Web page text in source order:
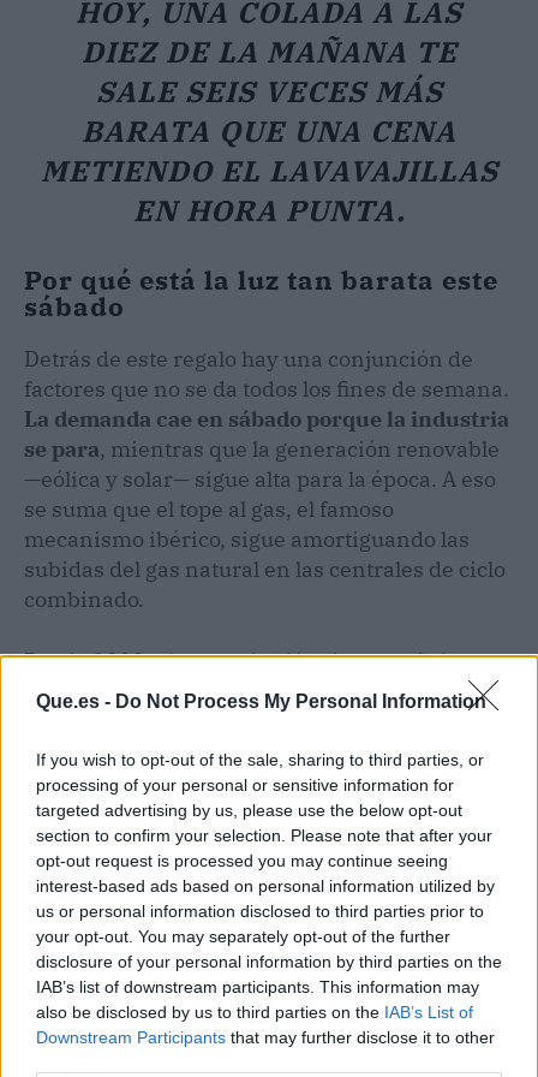
Que.es - Do Not Process My Personal Information
If you wish to opt-out of the sale, sharing to third parties, or
processing of your personal or sensitive information for
targeted advertising by us, please use the below opt-out
section to confirm your selection. Please note that after your
opt-out request is processed you may continue seeing
interest-based ads based on personal information utilized by
us or personal information disclosed to third parties prior to
your opt-out. You may separately opt-out of the further
disclosure of your personal information by third parties on the
IAB’s list of downstream participants. This information may
also be disclosed by us to third parties on the IAB’s List of
Downstream Participants that may further disclose it to other
HOY, UNA COLADA A LAS
DIEZ DE LA MAÑANA TE
SALE SEIS VECES MÁS
BARATA QUE UNA CENA
METIENDO EL LAVAVAJILLAS
EN HORA PUNTA.
Por qué está la luz tan barata este
sábado
Detrás de este regalo hay una conjunción de
factores que no se da todos los fines de semana.
La demanda cae en sábado porque la industria
se para, mientras que la generación renovable
—eólica y solar— sigue alta para la época. A eso
se suma que el tope al gas, el famoso
mecanismo ibérico, sigue amortiguando las
subidas del gas natural en las centrales de ciclo
combinado.
Desde 2022, el mercado eléctrico español
aprendió a vivir con el gas caro, pero las
medidas europeas de emergencia y el
autoconsumo han ido relajando los precios
medios. Hoy es un ejemplo claro: sin apenas
tensión en la generación y con poco consumo,
el pool marca un precio medio de 45,19 €/MWh,
casi una cuarta parte de los máximos que
sufrimos en la crisis energética.No es que todo
esté resuelto, pero los domingos y sábados
soleados nos dan tregua.
En resumen (para tu bolsillo y tu salud